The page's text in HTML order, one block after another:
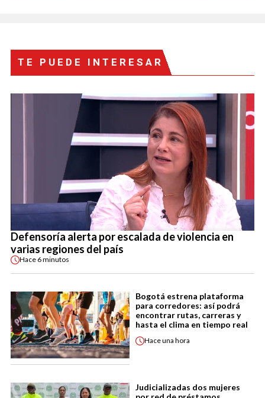
TE PUEDE INTERESAR
Defensoría alerta por escalada de violencia en
varias regiones del país
Hace 6 minutos
Bogotá estrena plataforma
para corredores: así podrá
encontrar rutas, carreras y
hasta el clima en tiempo real
Haceuna hora
Judicializadas dos mujeres